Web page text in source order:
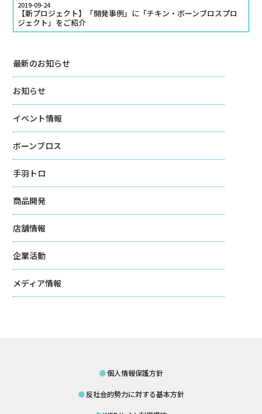
最新のお知らせ
お知らせ
イベント情報
ボーンブロス
手羽トロ
商品開発
店舗情報
企業活動
メディア情報
2019-09-24
【新プロジェクト】「開発事例」に「チキン・ボーンブロスプロ
ジェクト」をご紹介
個人情報保護方針
反社会的勢力に対する基本方針